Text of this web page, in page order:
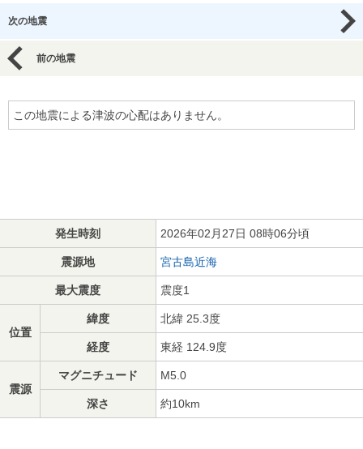
次の地震
前の地震
この地震による津波の心配はありません。
発生時刻 2026年02月27日 08時06分頃
震源地 宮古島近海
最大震度 震度1
位置
緯度 北緯 25.3度
経度 東経 124.9度
震源
マグニチュード M5.0
深さ 約10km